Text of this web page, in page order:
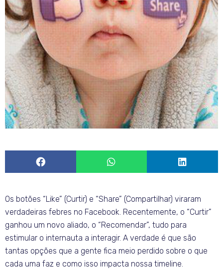
Os botões “Like” (Curtir) e “Share” (Compartilhar) viraram
verdadeiras febres no Facebook. Recentemente, o “Curtir”
ganhou um novo aliado, o “Recomendar”, tudo para
estimular o internauta a interagir. A verdade é que são
tantas opções que a gente fica meio perdido sobre o que
cada uma faz e como isso impacta nossa timeline.